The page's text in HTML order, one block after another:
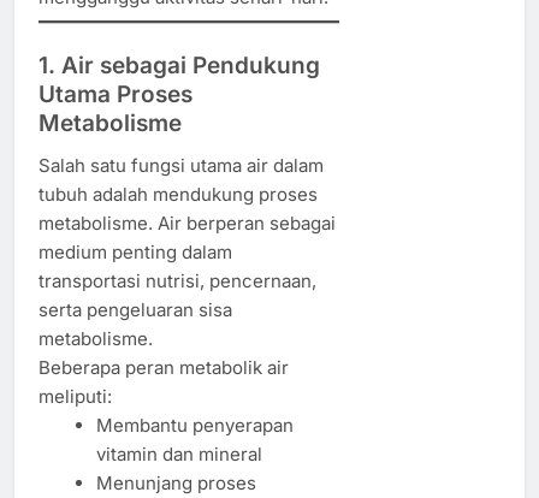
1. Air sebagai Pendukung
Utama Proses
Metabolisme
Salah satu fungsi utama air dalam
tubuh adalah mendukung proses
metabolisme. Air berperan sebagai
medium penting dalam
transportasi nutrisi, pencernaan,
serta pengeluaran sisa
metabolisme.
Beberapa peran metabolik air
meliputi:
Membantu penyerapan
vitamin dan mineral
Menunjang proses